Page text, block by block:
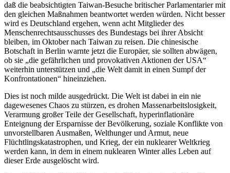
daß die beabsichtigten Taiwan-Besuche britischer Parlamentarier mit
den gleichen Maßnahmen beantwortet werden würden. Nicht besser
wird es Deutschland ergehen, wenn acht Mitglieder des
Menschenrechtsausschusses des Bundestags bei ihrer Absicht
bleiben, im Oktober nach Taiwan zu reisen. Die chinesische
Botschaft in Berlin warnte jetzt die Europäer, sie sollten abwägen,
ob sie „die gefährlichen und provokativen Aktionen der USA“
weiterhin unterstützen und „die Welt damit in einen Sumpf der
Konfrontationen“ hineinziehen.
Dies ist noch milde ausgedrückt. Die Welt ist dabei in ein nie
dagewesenes Chaos zu stürzen, es drohen Massenarbeitslosigkeit,
Verarmung großer Teile der Gesellschaft, hyperinflationäre
Enteignung der Ersparnisse der Bevölkerung, soziale Konflikte von
unvorstellbaren Ausmaßen, Welthunger und Armut, neue
Flüchtlingskatastrophen, und Krieg, der ein nuklearer Weltkrieg
werden kann, in dem in einem nuklearen Winter alles Leben auf
dieser Erde ausgelöscht wird.